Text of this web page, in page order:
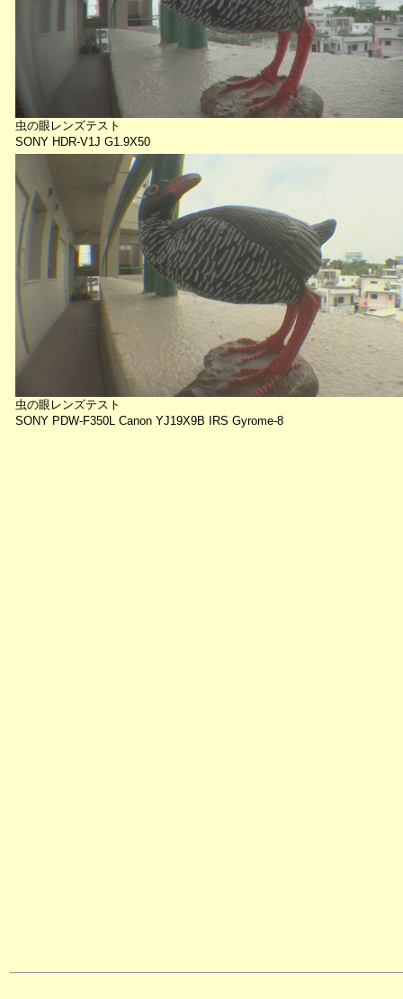
虫の眼レンズテスト
SONY HDR-V1J G1.9X50
虫の眼レンズテスト
SONY PDW-F350L Canon YJ19X9B IRS Gyrome-8